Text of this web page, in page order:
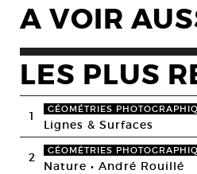
A VOIR
LES PLUS
1 GÉOMÉTRIES
Lignes & Surfaces
2 GÉOMÉTRIES
Nature • André Rouillé